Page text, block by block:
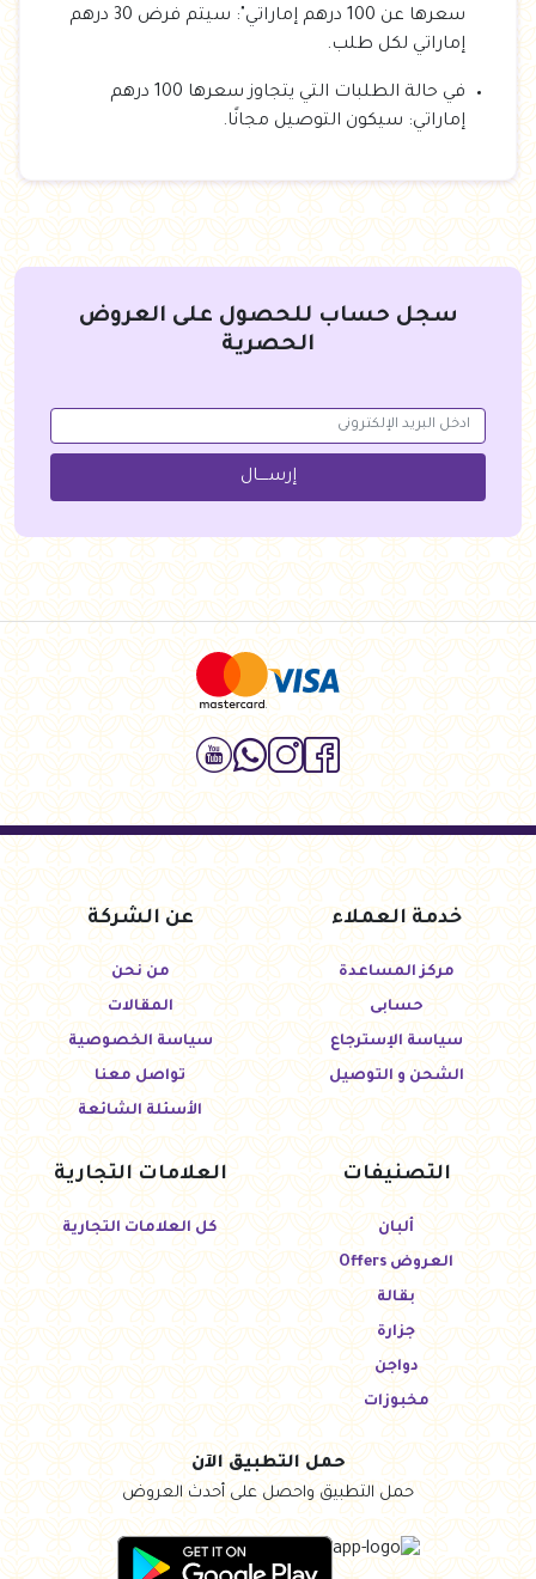
سعرها عن 100 درهم إماراتي": سيتم فرض 30 درهم
إماراتي لكل طلب.
في حالة الطلبات التي يتجاوز سعرها 100 درهم
إماراتي: سيكون التوصيل مجانًا.
سجل حساب للحصول على العروض
الحصرية
إرســــال
خدمة العملاء
مركز المساعدة
حسابى
سياسة الإسترجاع
الشحن و التوصيل
عن الشركة
من نحن
المقالات
سياسة الخصوصية
تواصل معنا
الأسئلة الشائعة
التصنيفات
ألبان
العروض Offers
بقالة
جزارة
دواجن
مخبوزات
العلامات التجارية
كل العلامات التجارية
حمل التطبيق الآن
حمل التطبيق واحصل على أحدث العروض